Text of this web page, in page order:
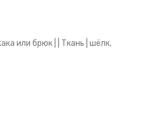
или брюк | | Ткань | шёлк,